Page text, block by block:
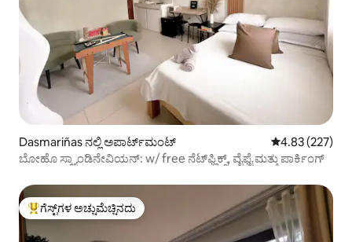
Dasmariñas ನಲ್ಲಿ ಅಪಾರ್ಟ್‌ಮಂಟ್ 5 ರಲ್ಲಿ 4.83
4.83 (227)
ಬೋಹೊ ಸ್ಕ್ಯಾಂಡಿನೇವಿಯನ್: w/ free ನೆಟ್‌ಫ್ಲಿಕ್ಸ್, ವೈಫೈ ಮತ್ತು ಪಾರ್ಕಿಂಗ್
ಗೆಸ್ಟ್‌ಗಳಿಗೆ ಅತಿ ಹೆಚ್ಚು ಅಚ್ಚುಮೆಚ್ಚಿನದು
ಗೆಸ್ಟ್‌ಗಳ ಅಚ್ಚುಮೆಚ್ಚಿನದು